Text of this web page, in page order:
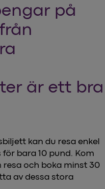
på
är ett bra
kan du resa enkel
bara 10 pund. Kom
och boka minst 30
av dessa stora